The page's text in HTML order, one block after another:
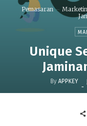
Pemasaran
Unique
By APPKEY -